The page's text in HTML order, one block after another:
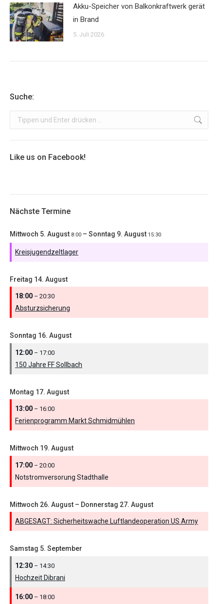
Akku-Speicher von Balkonkraftwerk gerät
in Brand
5. Juli 2026
Suche:
Search:
Like us on Facebook!
Nächste Termine
Mittwoch 5. August 8:00 – Sonntag 9. August 15:30
Kreisjugendzeltlager
Freitag 14. August
18:00 – 20:30
Absturzsicherung
Sonntag 16. August
12:00 – 17:00
150 Jahre FF Sollbach
Montag 17. August
13:00 – 16:00
Ferienprogramm Markt Schmidmühlen
Mittwoch 19. August
17:00 – 20:00
Notstromversorung Stadthalle
Mittwoch 26. August – Donnerstag 27. August
ABGESAGT: Sicherheitswache Luftlandeoperation US Army
Samstag 5. September
12:30 – 14:30
Hochzeit Dibrani
16:00 – 18:00